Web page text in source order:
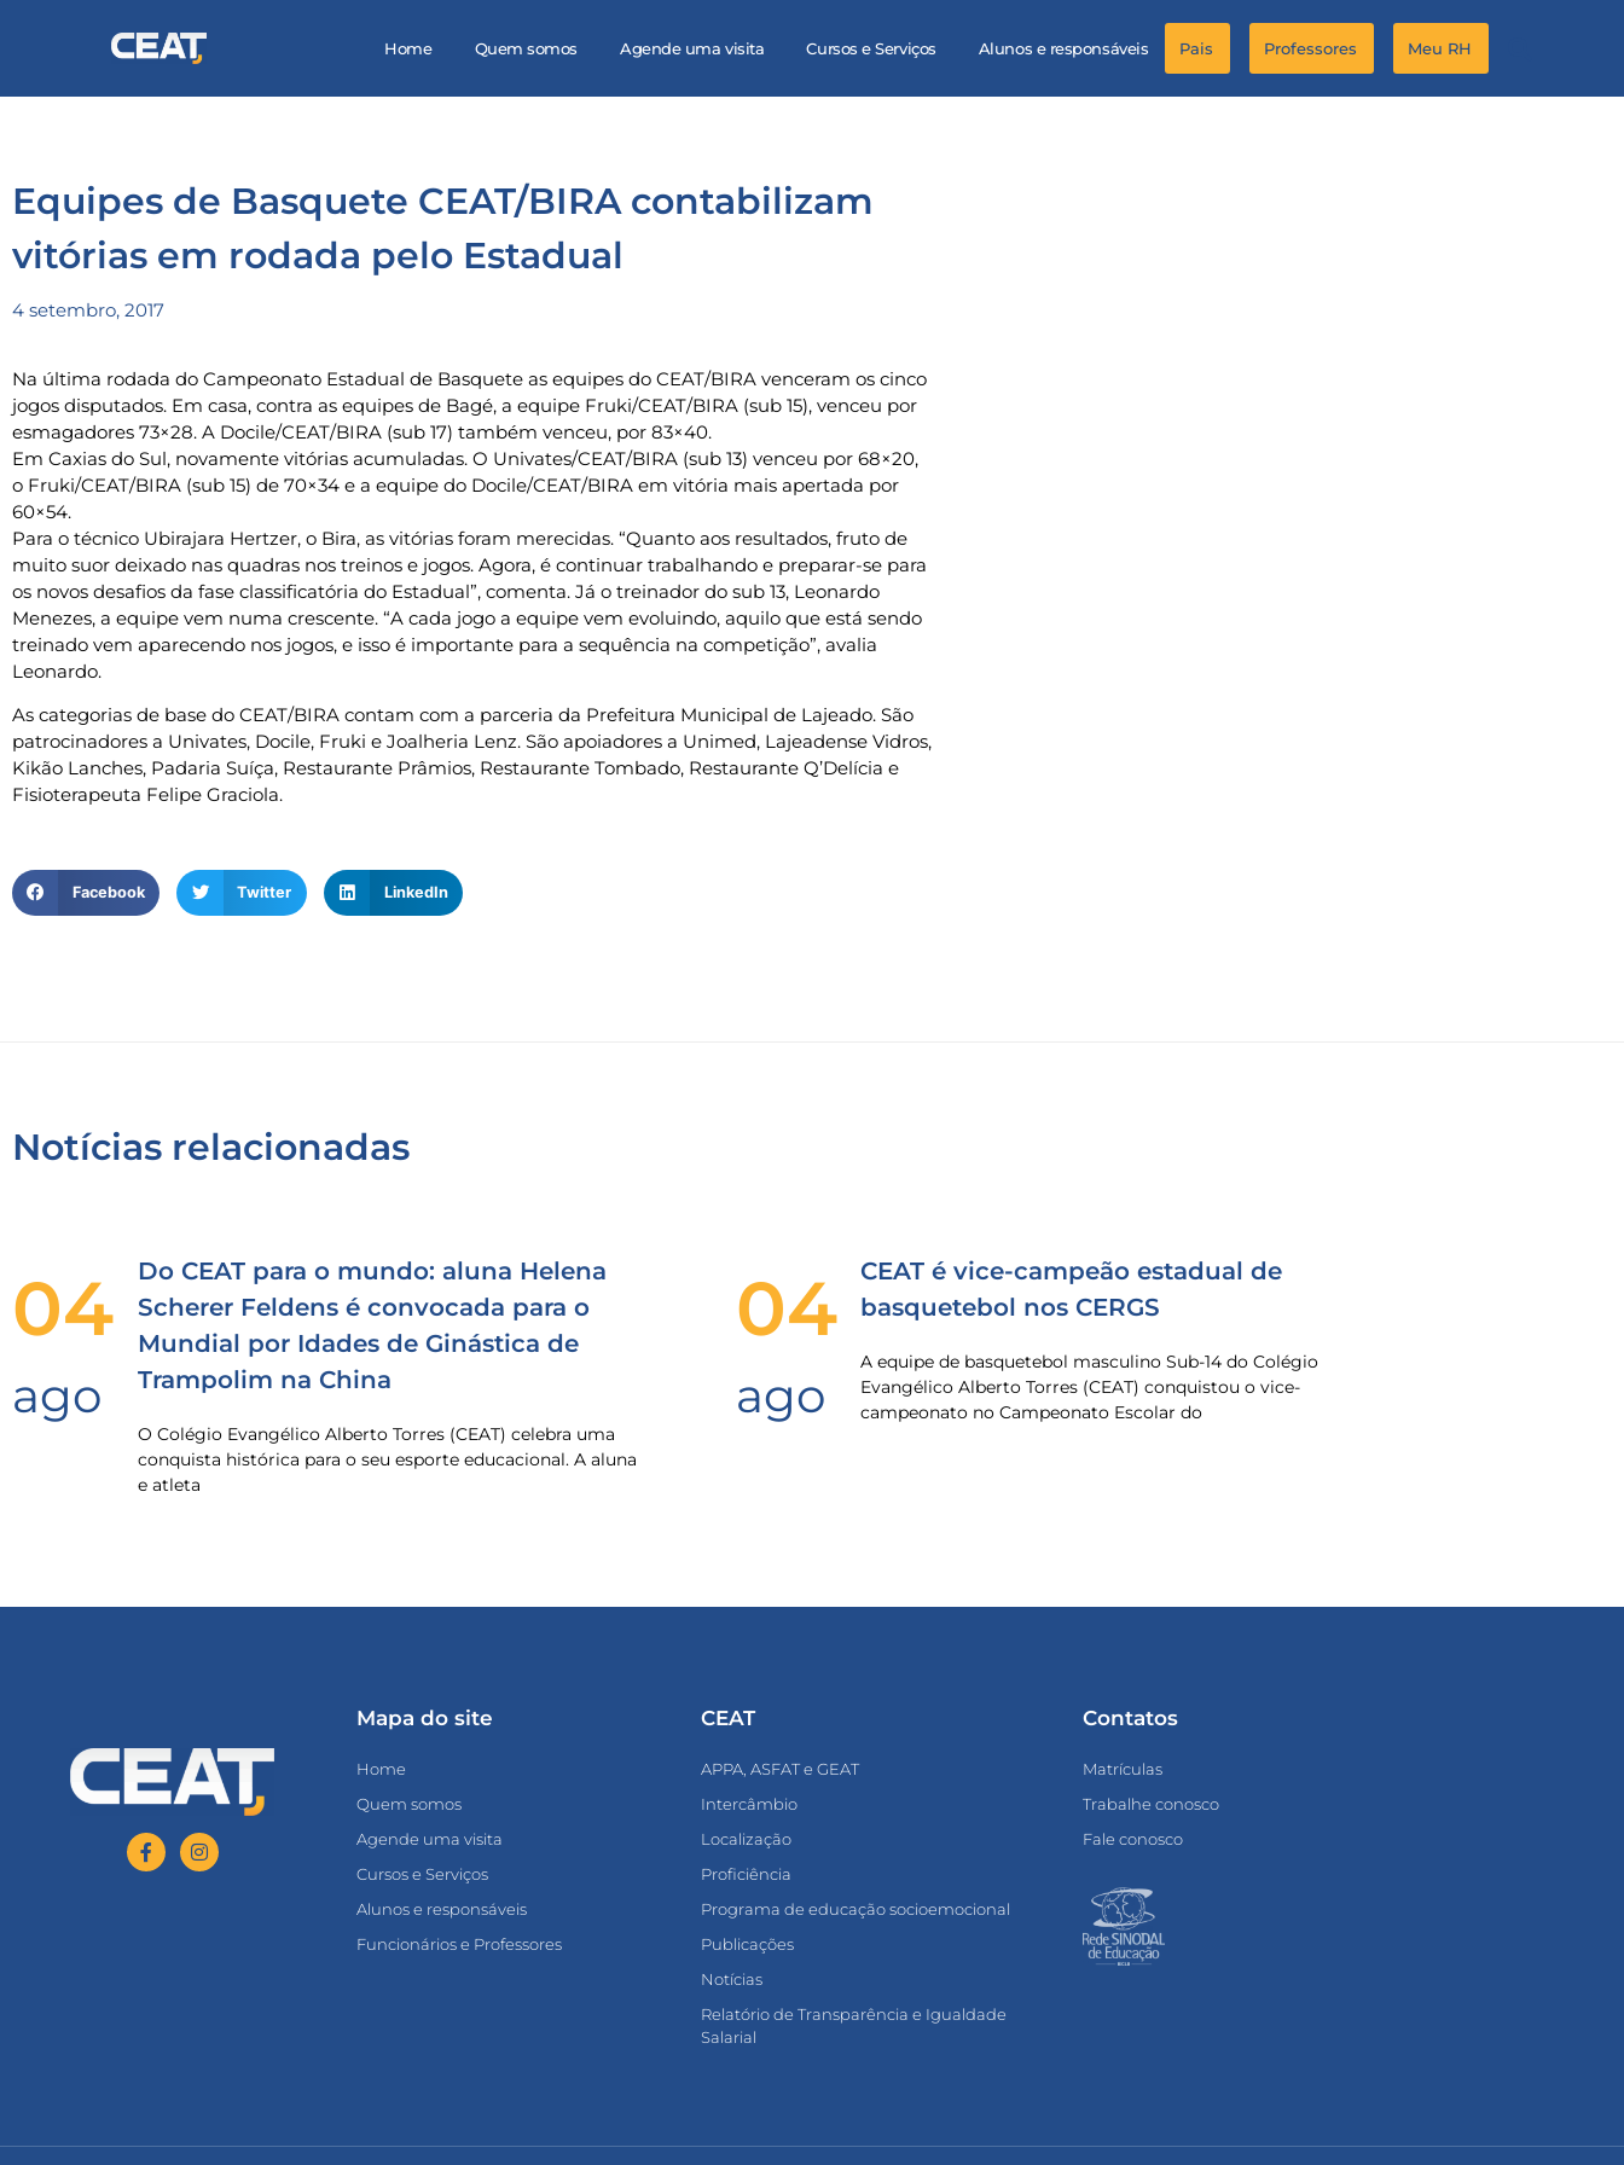
Home Quem somos Agende uma visita Cursos e Serviços Alunos e responsáveis Pais Professores Meu RH
Equipes de Basquete CEAT/BIRA contabilizam
vitórias em rodada pelo Estadual
4 setembro, 2017
Na última rodada do Campeonato Estadual de Basquete as equipes do CEAT/BIRA venceram os cinco
jogos disputados. Em casa, contra as equipes de Bagé, a equipe Fruki/CEAT/BIRA (sub 15), venceu por
esmagadores 73×28. A Docile/CEAT/BIRA (sub 17) também venceu, por 83×40.
Em Caxias do Sul, novamente vitórias acumuladas. O Univates/CEAT/BIRA (sub 13) venceu por 68×20,
o Fruki/CEAT/BIRA (sub 15) de 70×34 e a equipe do Docile/CEAT/BIRA em vitória mais apertada por
60×54.
Para o técnico Ubirajara Hertzer, o Bira, as vitórias foram merecidas. “Quanto aos resultados, fruto de
muito suor deixado nas quadras nos treinos e jogos. Agora, é continuar trabalhando e preparar-se para
os novos desafios da fase classificatória do Estadual”, comenta. Já o treinador do sub 13, Leonardo
Menezes, a equipe vem numa crescente. “A cada jogo a equipe vem evoluindo, aquilo que está sendo
treinado vem aparecendo nos jogos, e isso é importante para a sequência na competição”, avalia
Leonardo.
As categorias de base do CEAT/BIRA contam com a parceria da Prefeitura Municipal de Lajeado. São
patrocinadores a Univates, Docile, Fruki e Joalheria Lenz. São apoiadores a Unimed, Lajeadense Vidros,
Kikão Lanches, Padaria Suíça, Restaurante Prâmios, Restaurante Tombado, Restaurante Q’Delícia e
Fisioterapeuta Felipe Graciola.
Facebook Twitter LinkedIn
Notícias relacionadas
04
ago
Do CEAT para o mundo: aluna Helena
Scherer Feldens é convocada para o
Mundial por Idades de Ginástica de
Trampolim na China
O Colégio Evangélico Alberto Torres (CEAT) celebra uma
conquista histórica para o seu esporte educacional. A aluna
e atleta
04
ago
CEAT é vice-campeão estadual de
basquetebol nos CERGS
A equipe de basquetebol masculino Sub-14 do Colégio
Evangélico Alberto Torres (CEAT) conquistou o vice-
campeonato no Campeonato Escolar do
Mapa do site
Home
Quem somos
Agende uma visita
Cursos e Serviços
Alunos e responsáveis
Funcionários e Professores
CEAT
APPA, ASFAT e GEAT
Intercâmbio
Localização
Proficiência
Programa de educação socioemocional
Publicações
Notícias
Relatório de Transparência e Igualdade
Salarial
Contatos
Matrículas
Trabalhe conosco
Fale conosco